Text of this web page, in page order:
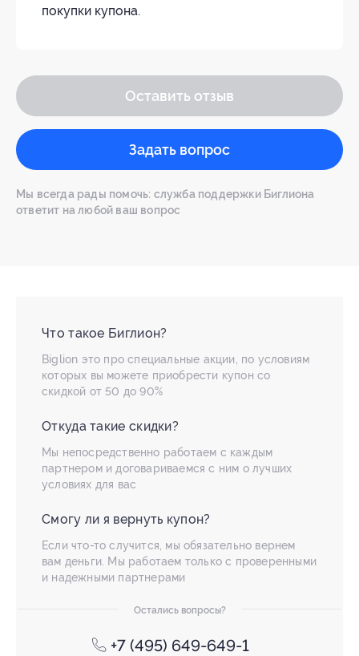
покупки купона.
Оставить отзыв
Задать вопрос
Мы всегда рады помочь: служба поддержки Биглиона
ответит на любой ваш вопрос
Что такое Биглион?
Biglion это про специальные акции, по условиям
которых вы можете приобрести купон со
скидкой от 50 до 90%
Откуда такие скидки?
Мы непосредственно работаем с каждым
партнером и договариваемся с ним о лучших
условиях для вас
Смогу ли я вернуть купон?
Если что-то случится, мы обязательно вернем
вам деньги. Мы работаем только с проверенными
и надежными партнерами
Остались вопросы?
+7 (495) 649-649-1